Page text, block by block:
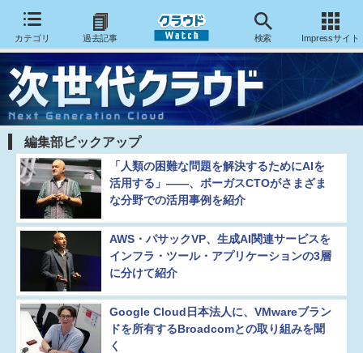
カテゴリ 過去記事 検索 Impressサイト
編集部ピックアップ
「人類の困難な問題を解決するためにAIを
活用する」――、ボーガスCTOがさまざま
な分野での活用事例を紹介
AWS・パサックVP、生成AI関連サービスを
インフラ・ツール・アプリケーションの3層
に分けて紹介
Google Cloud日本法人に、VMwareブラン
ドを所有するBroadcomとの取り組みを聞
く